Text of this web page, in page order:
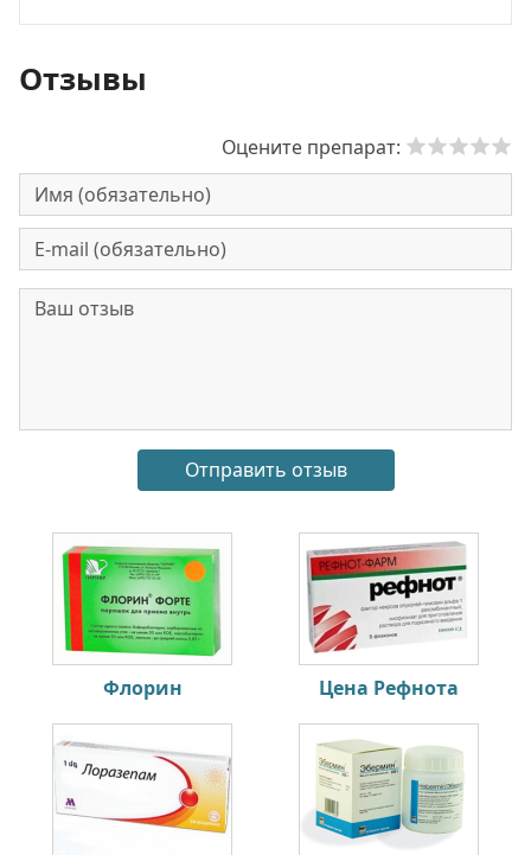
Отзывы
Оцените препарат:
Флорин Цена Рефнота